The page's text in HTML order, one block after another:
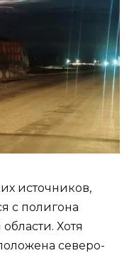
источников,
с полигона
Хотя
северо-